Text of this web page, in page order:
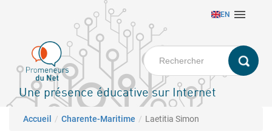
principal
EN 
Une présence éducative sur Internet
Fil d'Ariane
Accueil Charente-Maritime Laetitia Simon